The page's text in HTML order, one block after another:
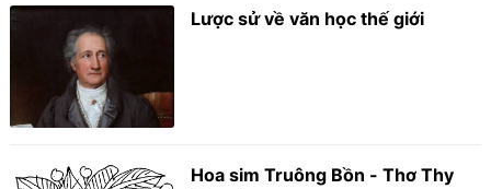
Lược sử về văn học thế giới
Hoa sim Truông Bồn - Thơ Thy